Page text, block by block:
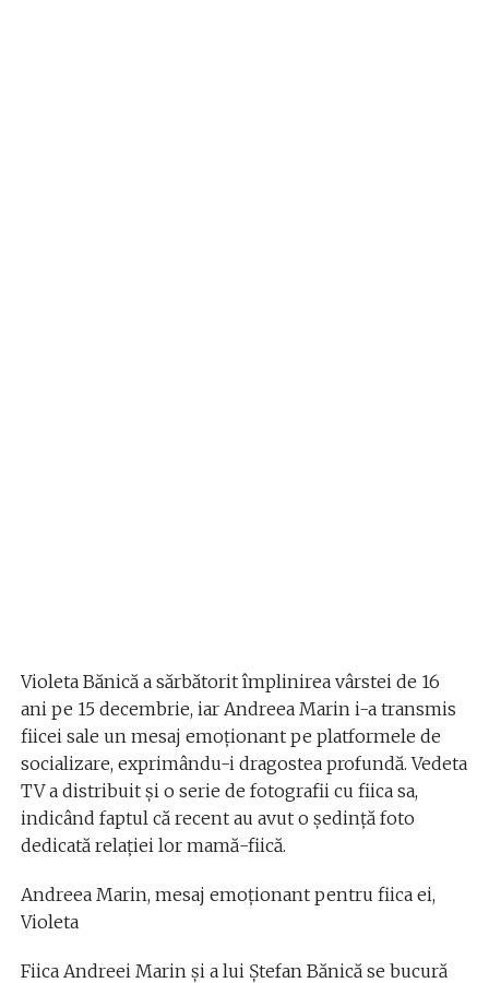
Violeta Bănică a sărbătorit împlinirea vârstei de 16
ani pe 15 decembrie, iar Andreea Marin i-a transmis
fiicei sale un mesaj emoționant pe platformele de
socializare, exprimându-i dragostea profundă. Vedeta
TV a distribuit și o serie de fotografii cu fiica sa,
indicând faptul că recent au avut o ședință foto
dedicată relației lor mamă-fiică.
Andreea Marin, mesaj emoționant pentru fiica ei,
Violeta
Fiica Andreei Marin și a lui Ștefan Bănică se bucură